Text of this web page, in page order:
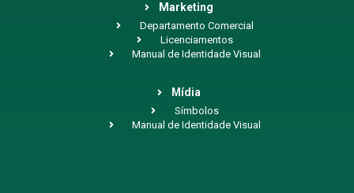
Marketing
Departamento Comercial
Licenciamentos
Manual de Identidade Visual
Mídia
Símbolos
Manual de Identidade Visual